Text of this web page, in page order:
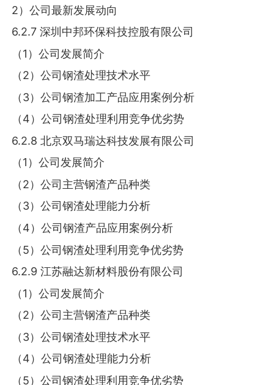
2）公司最新发展动向
6.2.7 深圳中邦环保科技控股有限公司
（1）公司发展简介
（2）公司钢渣处理技术水平
（3）公司钢渣加工产品应用案例分析
（4）公司钢渣处理利用竞争优劣势
6.2.8 北京双马瑞达科技发展有限公司
（1）公司发展简介
（2）公司主营钢渣产品种类
（3）公司钢渣处理能力分析
（4）公司钢渣产品应用案例分析
（5）公司钢渣处理利用竞争优劣势
6.2.9 江苏融达新材料股份有限公司
（1）公司发展简介
（2）公司主营钢渣产品种类
（3）公司钢渣处理技术水平
（4）公司钢渣处理能力分析
（5）公司钢渣处理利用竞争优劣势